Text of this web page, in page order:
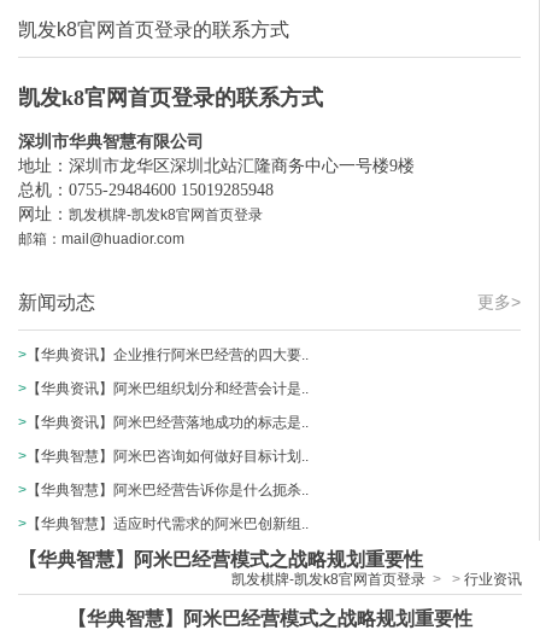
凯发k8官网首页登录的联系方式
凯发k8官网首页登录的联系方式
深圳市华典智慧有限公司
地址：深圳市龙华区深圳北站汇隆商务中心一号楼9楼
总机：0755-29484600 15019285948
网址： 凯发棋牌-凯发k8官网首页登录
邮箱： mail@huadior.com
更多>
新闻动态
> 【华典资讯】企业推行阿米巴经营的四大要..
> 【华典资讯】阿米巴组织划分和经营会计是..
> 【华典资讯】阿米巴经营落地成功的标志是..
> 【华典智慧】阿米巴咨询如何做好目标计划..
> 【华典智慧】阿米巴经营告诉你是什么扼杀..
> 【华典智慧】适应时代需求的阿米巴创新组..
【华典智慧】阿米巴经营模式之战略规划重要性
凯发棋牌-凯发k8官网首页登录 > > 行业资讯
【华典智慧】阿米巴经营模式之战略规划重要性